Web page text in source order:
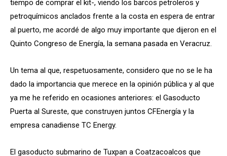
tiempo de comprar el kit-, viendo los barcos petroleros y
petroquímicos anclados frente a la costa en espera de entrar
al puerto, me acordé de algo muy importante que dijeron en el
Quinto Congreso de Energía, la semana pasada en Veracruz.
Un tema al que, respetuosamente, considero que no se le ha
dado la importancia que merece en la opinión pública y al que
ya me he referido en ocasiones anteriores: el Gasoducto
Puerta al Sureste, que construyen juntos CFEnergía y la
empresa canadiense TC Energy.
El gasoducto submarino de Tuxpan a Coatzacoalcos que